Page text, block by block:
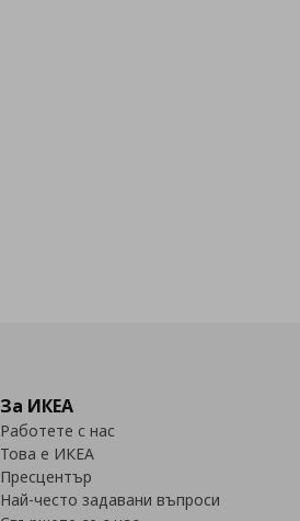
За ИКЕА
Работете с нас
Това е ИКЕА
Пресцентър
Най-често задавани въпроси